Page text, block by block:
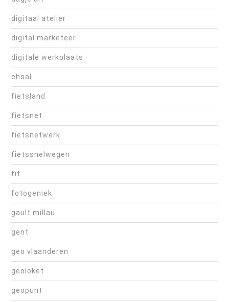
digitaal atelier
digital marketeer
digitale werkplaats
ehsal
fietsland
fietsnet
fietsnetwerk
fietssnelwegen
fit
fotogeniek
gault millau
gent
geo vlaanderen
geoloket
geopunt